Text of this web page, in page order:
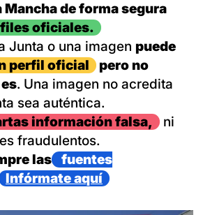
de forma segura
oficiales.
Junta o una imagen puede
perfil oficial
pero no
. Una imagen no acredita
sea auténtica.
información falsa,
ni
fraudulentos.
las
fuentes
Infórmate aquí